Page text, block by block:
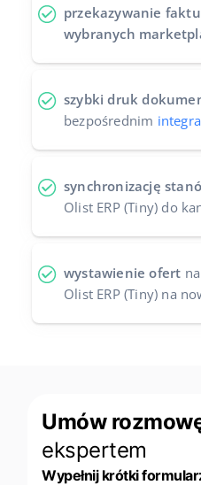
przekazywanie
wybranych
szybki druk
bezpośrednim
synchronizację
Olist ERP (Tiny) do
wystawienie ofert
Olist ERP (Tiny) na
Umów
ekspertem
Wypełnij krótki